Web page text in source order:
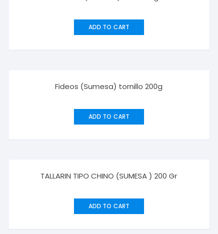
ADD TO CART
Fideos (Sumesa) tornillo 200g
ADD TO CART
TALLARIN TIPO CHINO (SUMESA ) 200 Gr
ADD TO CART